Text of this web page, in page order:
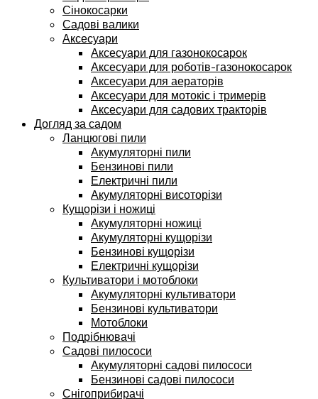
Сінокосарки
Садові валики
Аксесуари
Аксесуари для газонокосарок
Аксесуари для роботів-газонокосарок
Аксесуари для аераторів
Аксесуари для мотокіс і тримерів
Аксесуари для садових тракторів
Догляд за садом
Ланцюгові пили
Акумуляторні пили
Бензинові пили
Електричні пили
Акумуляторні висоторізи
Кущорізи і ножиці
Акумуляторні ножиці
Акумуляторні кущорізи
Бензинові кущорізи
Електричні кущорізи
Культиватори і мотоблоки
Акумуляторні культиватори
Бензинові культиватори
Мотоблоки
Подрібнювачі
Садові пилососи
Акумуляторні садові пилососи
Бензинові садові пилососи
Снігоприбирачі